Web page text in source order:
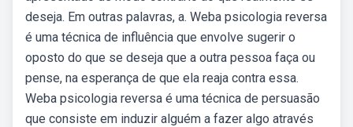
deseja. Em outras palavras, a. Weba psicologia reversa
é uma técnica de influência que envolve sugerir o
oposto do que se deseja que a outra pessoa faça ou
pense, na esperança de que ela reaja contra essa.
Weba psicologia reversa é uma técnica de persuasão
que consiste em induzir alguém a fazer algo através